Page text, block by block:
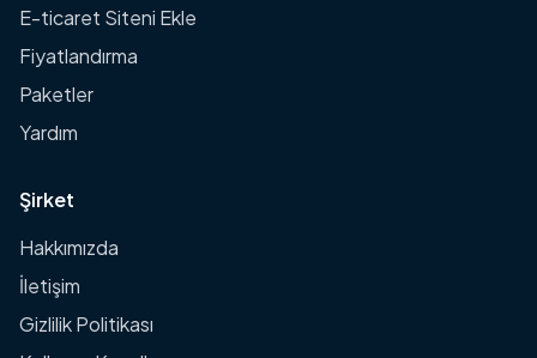
E-ticaret Siteni Ekle
Fiyatlandırma
Paketler
Yardım
Şirket
Hakkımızda
İletişim
Gizlilik Politikası